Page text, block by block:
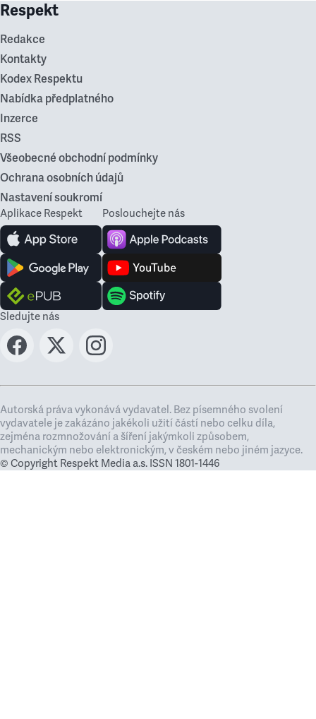
Respekt
Redakce
Kontakty
Kodex Respektu
Nabídka předplatného
Inzerce
RSS
Všeobecné obchodní podmínky
Ochrana osobních údajů
Nastavení soukromí
Aplikace Respekt Poslouchejte nás
Sledujte nás
Autorská práva vykonává vydavatel. Bez písemného svolení
vydavatele je zakázáno jakékoli užití částí nebo celku díla,
zejména rozmnožování a šíření jakýmkoli způsobem,
mechanickým nebo elektronickým, v českém nebo jiném jazyce.
© Copyright Respekt Media a.s. ISSN 1801-1446